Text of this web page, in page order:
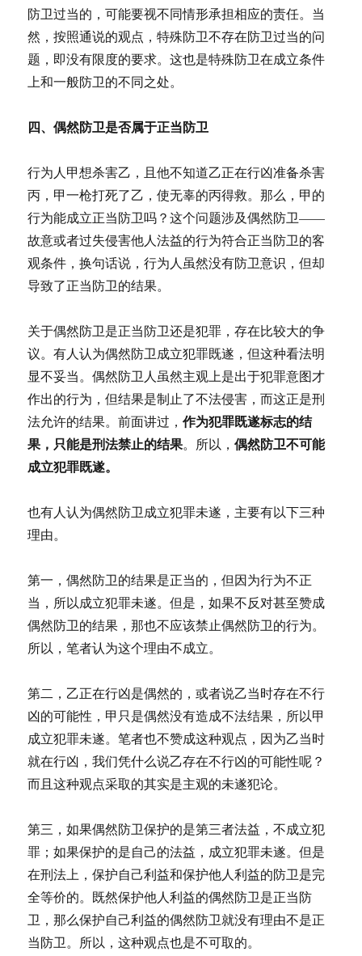
防卫过当的，可能要视不同情形承担相应的责任。当
然，按照通说的观点，特殊防卫不存在防卫过当的问
题，即没有限度的要求。这也是特殊防卫在成立条件
上和一般防卫的不同之处。
四、偶然防卫是否属于正当防卫
行为人甲想杀害乙，且他不知道乙正在行凶准备杀害
丙，甲一枪打死了乙，使无辜的丙得救。那么，甲的
行为能成立正当防卫吗？这个问题涉及偶然防卫——
故意或者过失侵害他人法益的行为符合正当防卫的客
观条件，换句话说，行为人虽然没有防卫意识，但却
导致了正当防卫的结果。
关于偶然防卫是正当防卫还是犯罪，存在比较大的争
议。有人认为偶然防卫成立犯罪既遂，但这种看法明
显不妥当。偶然防卫人虽然主观上是出于犯罪意图才
作出的行为，但结果是制止了不法侵害，而这正是刑
法允许的结果。前面讲过，作为犯罪既遂标志的结
果，只能是刑法禁止的结果。所以，偶然防卫不可能
成立犯罪既遂。
也有人认为偶然防卫成立犯罪未遂，主要有以下三种
理由。
第一，偶然防卫的结果是正当的，但因为行为不正
当，所以成立犯罪未遂。但是，如果不反对甚至赞成
偶然防卫的结果，那也不应该禁止偶然防卫的行为。
所以，笔者认为这个理由不成立。
第二，乙正在行凶是偶然的，或者说乙当时存在不行
凶的可能性，甲只是偶然没有造成不法结果，所以甲
成立犯罪未遂。笔者也不赞成这种观点，因为乙当时
就在行凶，我们凭什么说乙存在不行凶的可能性呢？
而且这种观点采取的其实是主观的未遂犯论。
第三，如果偶然防卫保护的是第三者法益，不成立犯
罪；如果保护的是自己的法益，成立犯罪未遂。但是
在刑法上，保护自己利益和保护他人利益的防卫是完
全等价的。既然保护他人利益的偶然防卫是正当防
卫，那么保护自己利益的偶然防卫就没有理由不是正
当防卫。所以，这种观点也是不可取的。